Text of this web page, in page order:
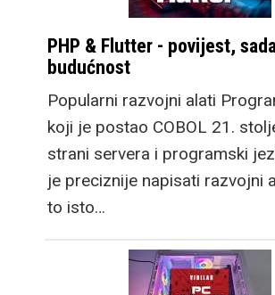
PHP & Flutter - povijest,
budućnost
Popularni razvojni alati
koji je postao COBOL 21.
strani servera i programski
je preciznije napisati razvojni
to isto…